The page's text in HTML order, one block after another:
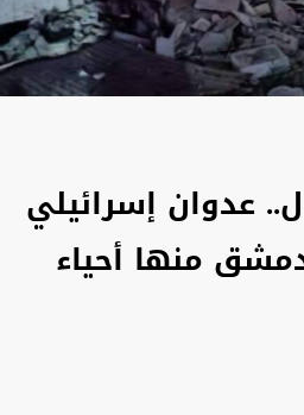
عدوان إسرائيلي
منها أحياء